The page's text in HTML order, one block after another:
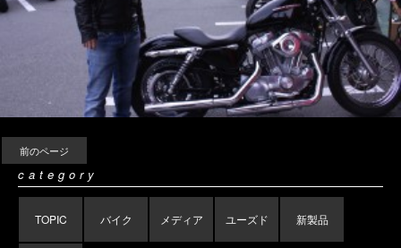
前のページ
category
TOPIC バイク メディア ユーズド 新製品